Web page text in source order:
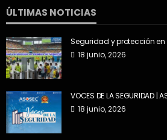
ÚLTIMAS NOTICIAS
Seguridad y protección en
18 junio, 2026
VOCES DE LA SEGURIDAD |
18 junio, 2026